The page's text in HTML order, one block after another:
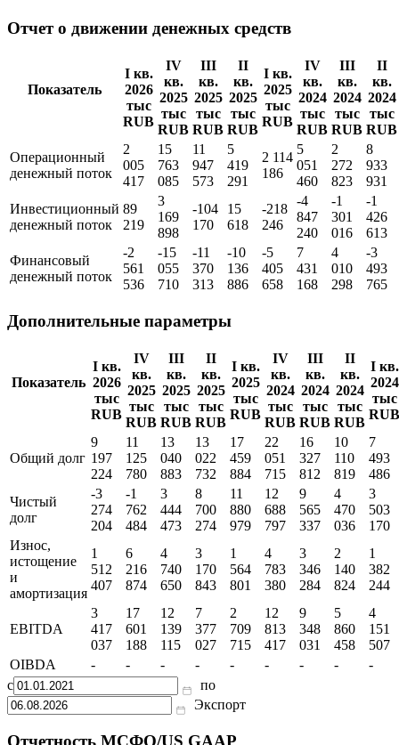
Отчет о движении денежных средств
Показатель
I кв.
2026
тыс
RUB
IV
кв.
2025
тыс
RUB
III
кв.
2025
тыс
RUB
II
кв.
2025
тыс
RUB
I кв.
2025
тыс
RUB
IV
кв.
2024
тыс
RUB
III
кв.
2024
тыс
RUB
II
кв.
2024
тыс
RUB
Операционный
денежный поток
2
005
417
15
763
085
11
947
573
5
419
291
2 114
186
5
051
460
2
272
823
8
933
931
Инвестиционный
денежный поток
89
219
3
169
898
-104
170
15
618
-218
246
-4
847
240
-1
301
016
-1
426
613
Финансовый
денежный поток
-2
561
536
-15
055
710
-11
370
313
-10
136
886
-5
405
658
7
431
168
4
010
298
-3
493
765
Дополнительные параметры
Показатель
I кв.
2026
тыс
RUB
IV
кв.
2025
тыс
RUB
III
кв.
2025
тыс
RUB
II
кв.
2025
тыс
RUB
I кв.
2025
тыс
RUB
IV
кв.
2024
тыс
RUB
III
кв.
2024
тыс
RUB
II
кв.
2024
тыс
RUB
I кв.
2024
тыс
RUB
Общий долг
9
197
224
11
125
780
13
040
883
13
022
732
17
459
884
22
051
715
16
327
812
10
110
819
7
493
486
Чистый
долг
-3
274
204
-1
762
484
3
444
473
8
700
274
11
880
979
12
688
797
9
565
337
4
470
036
3
503
170
Износ,
истощение
и
амортизация
1
512
407
6
216
874
4
740
650
3
170
843
1
564
801
4
783
380
3
346
284
2
140
824
1
382
244
EBITDA
3
417
037
17
601
188
12
139
115
7
377
027
2
709
715
12
813
417
9
348
031
5
860
458
4
151
507
OIBDA
- - - - - - - -
-
с
по
Экспорт
Отчетность МСФО/US GAAP